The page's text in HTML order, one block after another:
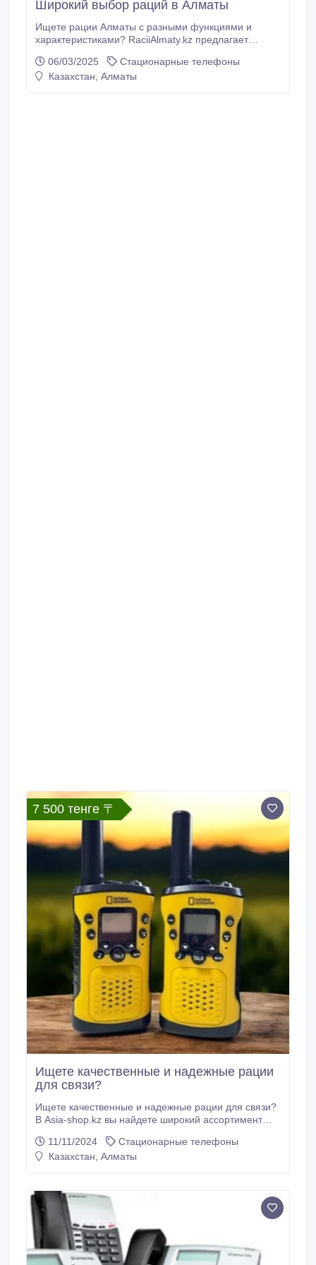
Широкий выбор раций в Алматы
Ищете рации Алматы с разными функциями и
характеристиками? RaciiAlmaty.kz предлагает
можете купить рации в Алматы по выгодным ценам,
от простых моделей для связи на небольших
06/03/2025
Стационарные телефоны
Казахстан, Алматы
7 500 тенге 〒
Ищете качественные и надежные рации
для связи?
Ищете качественные и надежные рации для связи?
В Asia-shop.kz вы найдете широкий ассортимент
Наши рации идеально подойдут для туризма,
активного отдыха, работы на стройках и в
которые гарантируют стабильную и качественную
связь в любых условиях.
11/11/2024
Стационарные телефоны
Казахстан, Алматы